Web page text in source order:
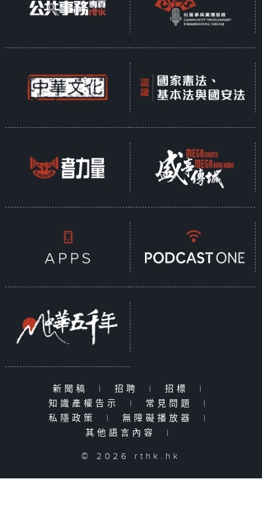
新聞稿 | 招聘 | 招標
|
知識產權告示
| 常見問題
|
私隱政策
| 無障礙播放器
|
其他語言內容
|
© 2026 rthk.hk